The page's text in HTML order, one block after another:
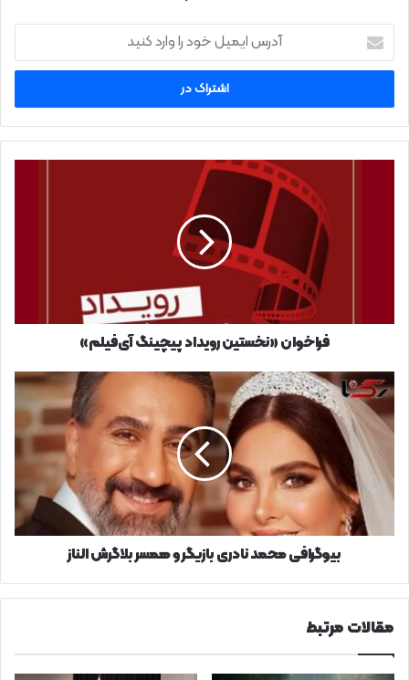
ایمیل
خود
وارد
کنید
فراخوان «نخستین رویداد پیچینگ آی‌فیلم»
بیوگرافی
محمد
نادری
بازیگر
همسر
بلاگرش
بیوگرافی محمد نادری بازیگر و همسر بلاگرش الناز
مقالات مرتبط